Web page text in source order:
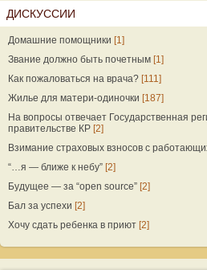
ДИСКУССИИ
Домашние помощники [1]
Звание должно быть почетным [1]
Как пожаловаться на врача? [111]
Жилье для матери-одиночки [187]
На вопросы отвечает Государственная
правительстве КР [2]
Взимание страховых взносов с
“…я — ближе к небу” [2]
Будущее — за “open source” [2]
Бал за успехи [2]
Хочу сдать ребенка в приют [2]